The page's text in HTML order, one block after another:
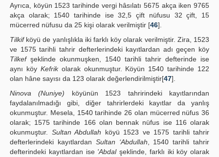
Ayrıca, köyün 1523 tarihinde vergi hâsılatı 5675 akça iken 9765
akça olarak; 1540 tarihinde ise 32,5 çift nüfusu 32 çift, 15
mücerred nüfusu da 25 kişi olarak verilmiştir [46].
Tilkifköyü de yanlışlıkla iki farklı köy olarak verilmiştir. Zira, 1523
ve 1575 tarihli tahrir defterlerindeki kayıtlardan adı geçen köy
Tilkefşeklinde okunmuşken, 1540 tarihli tahrir defterinde ise
aynı köy Kefrikolarak okunmuştur. Köyün 1540 tarihinde 122
olan hâne sayısı da 123 olarak değerlendirilmiştir[47].
Ninova (Nuniye) köyünün 1523 tahririndeki kayıtlarından
faydalanılmadığı gibi, diğer tahrirlerdeki kayıtlar da yanlış
okunmuştur. Mesela, 1540 tarihinde 26 olan mücerred nüfus 36
olarak; 1575 tarihinde 166 olan bennak nüfus ise 116 olarak
okunmuştur. Sultan Abdullah köyü 1523 ve 1575 tarihli tahrir
defterlerindeki kayıtlardan Sultan ‘Abdullah , 1540 tarihli tahrir
defterindeki kayıtlardan ise 'Abdalşeklinde, farklı iki köy olarak